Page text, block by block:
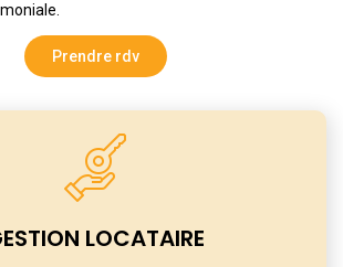
Prendre rdv
LOCATAIRE